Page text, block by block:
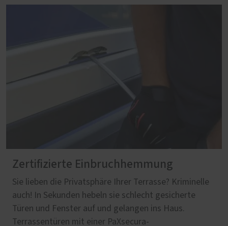
Zertifizierte Einbruchhemmung
Sie lieben die Privatsphäre Ihrer Terrasse? Kriminelle
auch! In Sekunden hebeln sie schlecht gesicherte
Türen und Fenster auf und gelangen ins Haus.
Terrassentüren mit einer PaXsecura-